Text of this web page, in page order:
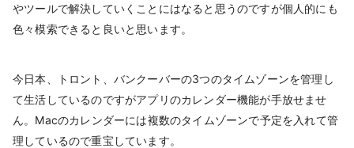
やツールで解決していくことにはなると思うのですが個人的にも
色々模索できると良いと思います。
今日本、トロント、バンクーバーの3つのタイムゾーンを管理し
て生活しているのですがアプリのカレンダー機能が手放せませ
ん。Macのカレンダーには複数のタイムゾーンで予定を入れて管
理しているので重宝しています。